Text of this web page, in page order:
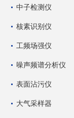
中子检测仪
核素识别仪
工频场强仪
噪声频谱分析仪
表面沾污仪
大气采样器